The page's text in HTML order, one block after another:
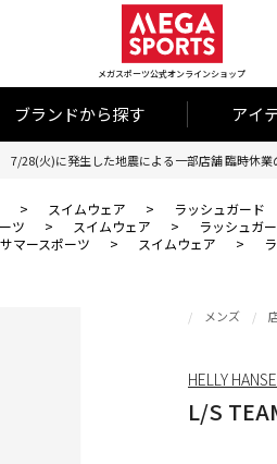
メガスポーツ公式オンラインショップ
ブランドから探す アイ
7/28(火)に発生した地震による一部店舗 臨時休業
> スイムウェア > ラッシュガード
ツ > スイムウェア > ラッシュガ
サマースポーツ > スイムウェア >
メンズ
L/S
HELLY